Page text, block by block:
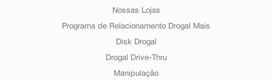
Nossas Lojas
Programa de Relacionamento Drogal Mais
Disk Drogal
Drogal Drive-Thru
Manipulação